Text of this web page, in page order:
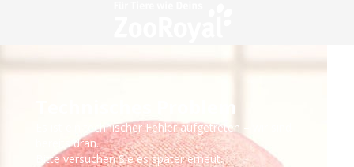
Technisches Problem
Es ist ein technischer Fehler aufgetreten – wir sind
bereits dran.
Bitte versuchen Sie es später erneut.